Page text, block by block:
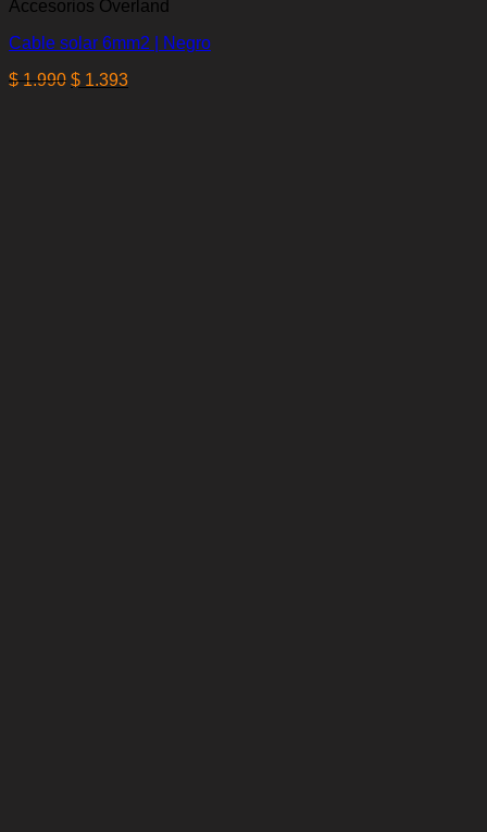
Accesorios Overland
Cable solar 6mm2 | Negro
$1.990 El
$ 1.393El